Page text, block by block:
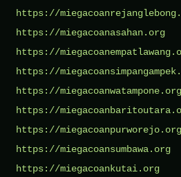
https://
https://miegacoanasahan.org
https://
https://
https://miegacoanwatampone.org
https://
https://miegacoanpurworejo.org
https://miegacoansumbawa.org
https://miegacoankutai.org